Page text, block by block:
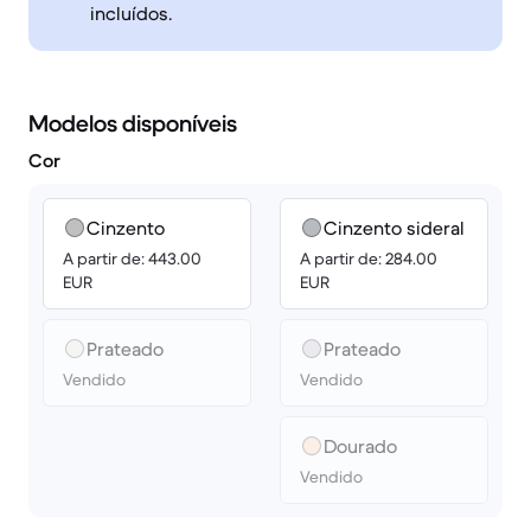
incluídos.
Modelos disponíveis
Cor
Cinzento
A partir de: 443.00
EUR
Prateado
Vendido
Cinzento sideral
A partir de: 284.00
EUR
Prateado
Vendido
Dourado
Vendido